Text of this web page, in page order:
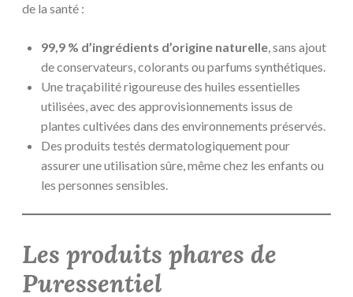
de la santé :
99,9 % d’ingrédients d’origine naturelle, sans ajout
de conservateurs, colorants ou parfums synthétiques.
Une traçabilité rigoureuse des huiles essentielles
utilisées, avec des approvisionnements issus de
plantes cultivées dans des environnements préservés.
Des produits testés dermatologiquement pour
assurer une utilisation sûre, même chez les enfants ou
les personnes sensibles.
Les produits phares de
Puressentiel